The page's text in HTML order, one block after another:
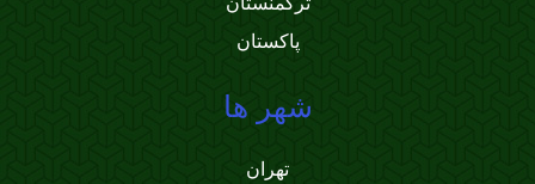
پاکستان
شهر ها
تهران